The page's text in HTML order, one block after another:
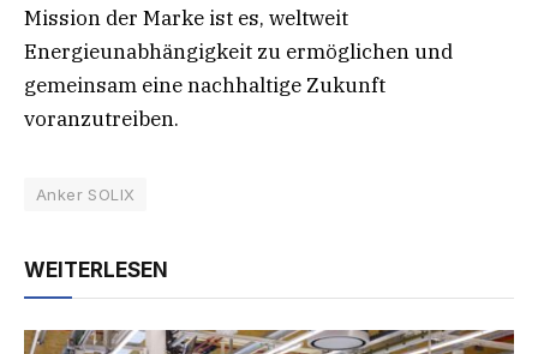
Mission der Marke ist es, weltweit
Energieunabhängigkeit zu ermöglichen und
gemeinsam eine nachhaltige Zukunft
voranzutreiben.
Anker SOLIX
WEITERLESEN